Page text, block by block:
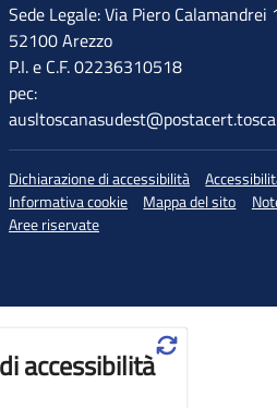
Sede Legale: Via Piero Calamandrei
52100 Arezzo
P.I. e C.F. 02236310518
pec:
Dichiarazione di accessibilità
Informativa cookie
Mappa del sito
Aree riservate
accessibilità